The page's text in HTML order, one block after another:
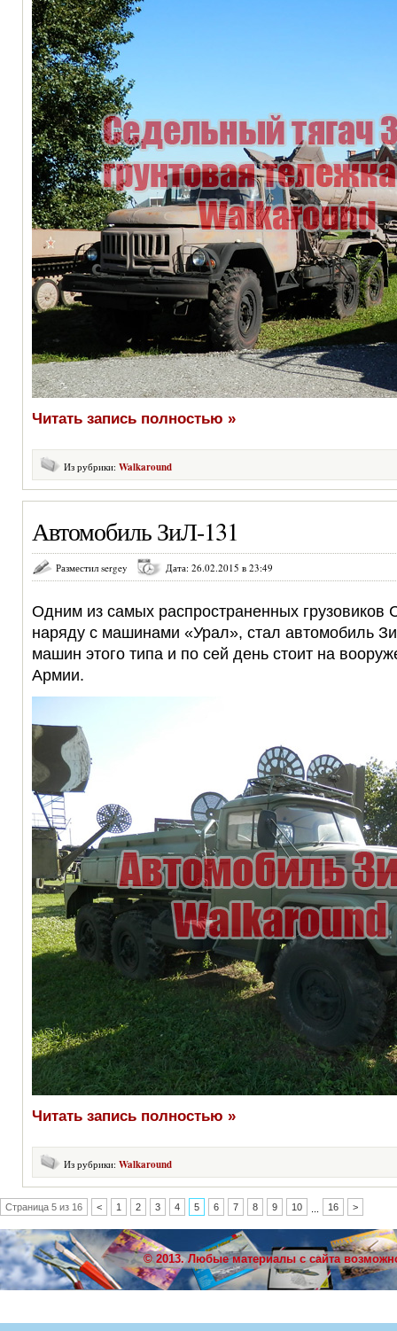
Читать запись полностью »
Из рубрики: Walkaround
Автомобиль ЗиЛ-131
Разместил sergey Дата: 26.02.2015 в 23:49
Одним из самых распространенных грузовиков
наряду с машинами «Урал», стал автомобиль
машин этого типа и по сей день стоит на
Армии.
Читать запись полностью »
Из рубрики: Walkaround
Страница 5 из 16 < 1 2 3 4 5 6 7 8 9 10 16 >
© 2013. Любые материалы с сайта